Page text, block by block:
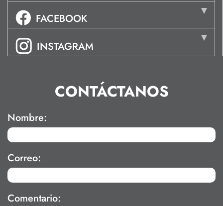
FACEBOOK
INSTAGRAM
CONTÁCTANOS
Nombre:
Correo:
Comentario: